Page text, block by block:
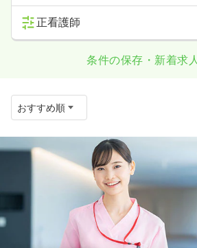
正看護師
条件の保存・新着求